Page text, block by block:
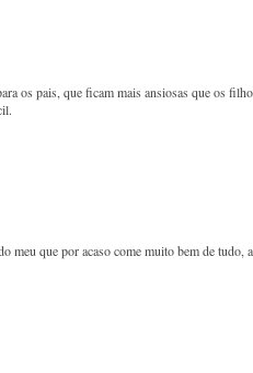
os pais, que ficam mais ansiosas que os
meu que por acaso come muito bem de tudo,